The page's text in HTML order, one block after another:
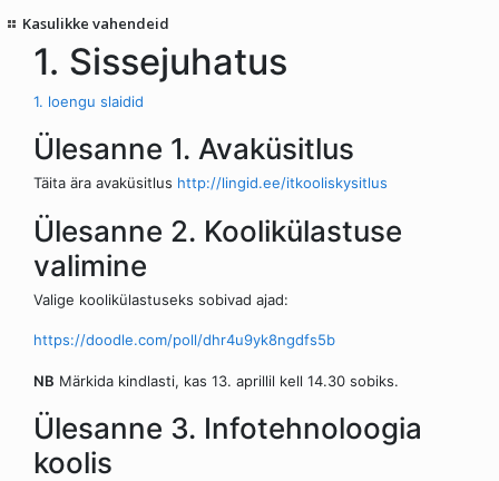
Kasulikke vahendeid
1. Sissejuhatus
1. loengu slaidid
Ülesanne 1. Avaküsitlus
Täita ära avaküsitlus http://lingid.ee/itkooliskysitlus
Ülesanne 2. Koolikülastuse
valimine
Valige koolikülastuseks sobivad ajad:
https://doodle.com/poll/dhr4u9yk8ngdfs5b
NB Märkida kindlasti, kas 13. aprillil kell 14.30 sobiks.
Ülesanne 3. Infotehnoloogia
koolis